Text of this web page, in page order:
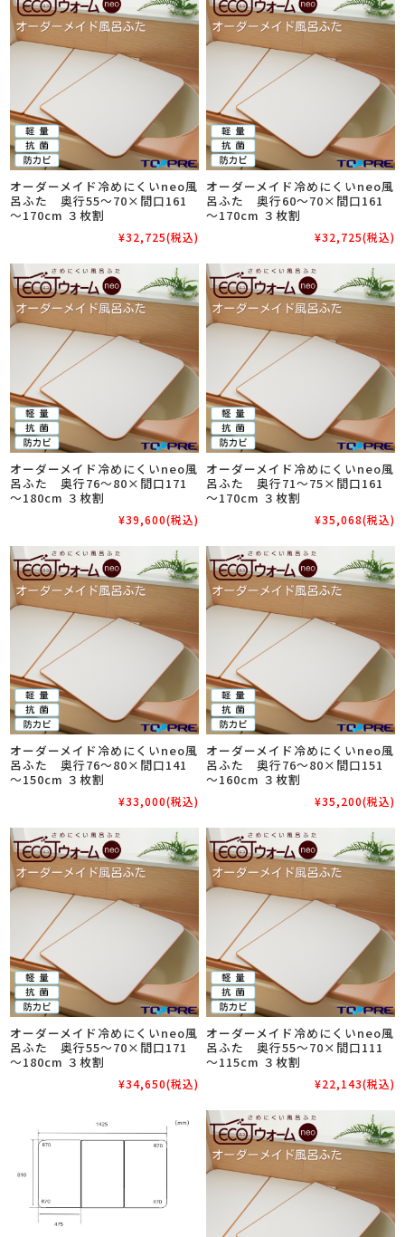
オーダーメイド冷めにくいneo風
呂ふた 奥行55～70×間口161
～170cm ３枚割
¥32,725(税込)
オーダーメイド冷めにくいneo風
呂ふた 奥行60～70×間口161
～170cm ３枚割
¥32,725(税込)
オーダーメイド冷めにくいneo風
呂ふた 奥行76～80×間口171
～180cm ３枚割
¥39,600(税込)
オーダーメイド冷めにくいneo風
呂ふた 奥行71～75×間口161
～170cm ３枚割
¥35,068(税込)
オーダーメイド冷めにくいneo風
呂ふた 奥行76～80×間口141
～150cm ３枚割
¥33,000(税込)
オーダーメイド冷めにくいneo風
呂ふた 奥行76～80×間口151
～160cm ３枚割
¥35,200(税込)
オーダーメイド冷めにくいneo風
呂ふた 奥行55～70×間口171
～180cm ３枚割
¥34,650(税込)
オーダーメイド冷めにくいneo風
呂ふた 奥行55～70×間口111
～115cm ３枚割
¥22,143(税込)